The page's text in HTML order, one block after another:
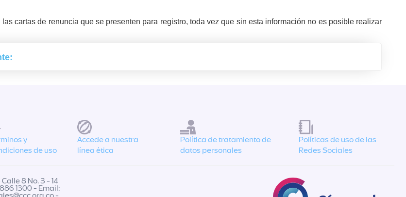
cartas de renuncia que se presenten para registro, toda vez que sin esta información no es posible realizar
y
de uso
Accede a nuestra
línea ética
Política de tratamiento de
datos personales
Políticas de uso de las
Redes Sociales
8 No. 3 - 14
1300 - Email: